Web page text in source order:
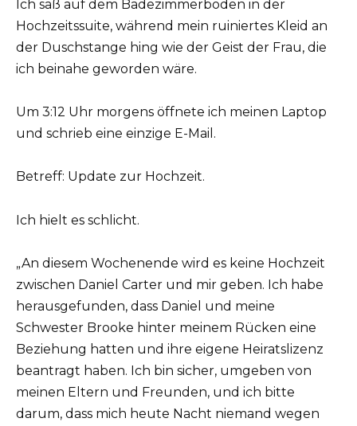
Ich saß auf dem Badezimmerboden in der
Hochzeitssuite, während mein ruiniertes Kleid an
der Duschstange hing wie der Geist der Frau, die
ich beinahe geworden wäre.
Um 3:12 Uhr morgens öffnete ich meinen Laptop
und schrieb eine einzige E-Mail.
Betreff: Update zur Hochzeit.
Ich hielt es schlicht.
„An diesem Wochenende wird es keine Hochzeit
zwischen Daniel Carter und mir geben. Ich habe
herausgefunden, dass Daniel und meine
Schwester Brooke hinter meinem Rücken eine
Beziehung hatten und ihre eigene Heiratslizenz
beantragt haben. Ich bin sicher, umgeben von
meinen Eltern und Freunden, und ich bitte
darum, dass mich heute Nacht niemand wegen